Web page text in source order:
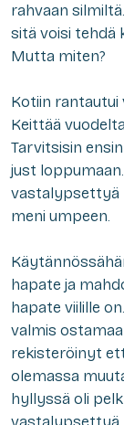
rahvaan
sitä voisi tehdä
Mutta miten?
Kotiin rantautui
Keittää
Tarvitsisin
just
vastalypsettyä
meni umpeen.
hapate ja
hapate viilille
valmis
rekisteröinyt
olemassa
hyllyssä oli